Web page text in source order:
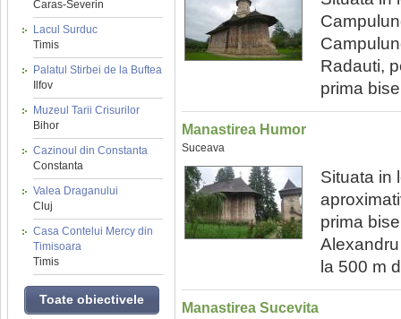
Caras-Severin
Lacul Surduc
Timis
Palatul Stirbei de la Buftea
Ilfov
Muzeul Tarii Crisurilor
Bihor
Cazinoul din Constanta
Constanta
Valea Draganului
Cluj
Casa Contelui Mercy din
Timisoara
Timis
Toate obiectivele
Radauti,
prima
Manastirea Humor
Suceava
Situata in
prima
la 500 m
Manastirea Sucevita